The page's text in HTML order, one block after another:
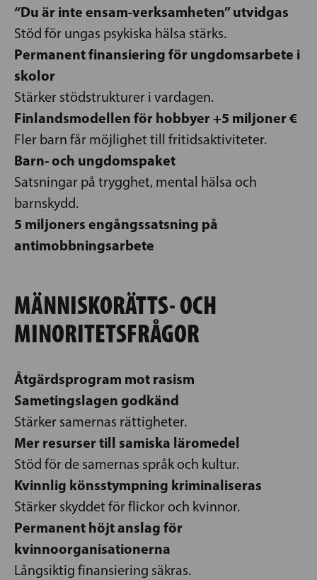
“Du är inte ensam-verksamheten” utvidgas
Stöd för ungas psykiska hälsa stärks.
Permanent finansiering för ungdomsarbete i
skolor
Stärker stödstrukturer i vardagen.
Finlandsmodellen för hobbyer +5 miljoner €
Fler barn får möjlighet till fritidsaktiviteter.
Barn- och ungdomspaket
Satsningar på trygghet, mental hälsa och
barnskydd.
5 miljoners engångssatsning på
antimobbningsarbete
MÄNNISKORÄTTS- OCH
MINORITETSFRÅGOR
Åtgärdsprogram mot rasism
Sametingslagen godkänd
Stärker samernas rättigheter.
Mer resurser till samiska läromedel
Stöd för de samernas språk och kultur.
Kvinnlig könsstympning kriminaliseras
Stärker skyddet för flickor och kvinnor.
Permanent höjt anslag för
kvinnoorganisationerna
Långsiktig finansiering säkras.